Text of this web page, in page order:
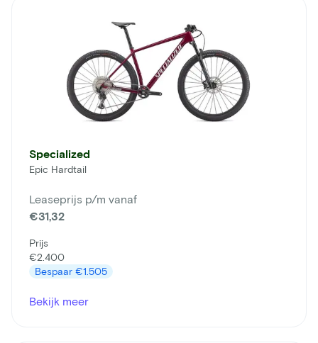
Specialized
Epic Hardtail
Leaseprijs p/m vanaf
€31,32
Prijs
€2.400
Bespaar €1.505
Bekijk meer